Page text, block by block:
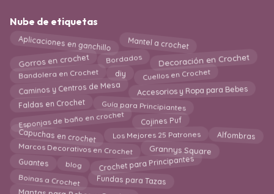
Nube de etiquetas
Aplicaciones en ganchillo Mantel a crochet
Gorros en crochet Bordados Decoración en Crochet
Bandolera en Crochet diy Cuellos en Crochet
Caminos y Centros de Mesa Accesorios y Ropa para Bebes
Faldas en Crochet Guía para Principiantes
Esponjas de baño en crochet Cojines Puf
Capuchas en crochet Los Mejores 25 Patrones Alfombras
Marcos Decorativos en Crochet Grannys Square
Guantes blog Crochet para Principantes
Boinas a Crochet Fundas para Tazas